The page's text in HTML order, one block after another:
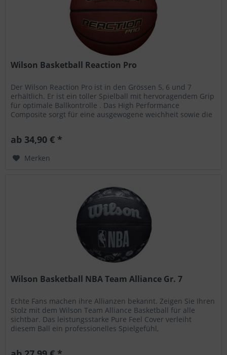
Wilson Basketball Reaction Pro
Der Wilson Reaction Pro ist in den Grössen 5, 6 und 7
erhältlich. Er ist ein toller Spielball mit hervoragendem Grip
für optimale Ballkontrolle . Das High Performance
Composite sorgt für eine ausgewogene weichheit sowie die
ab 34,90 € *
Merken
Wilson Basketball NBA Team Alliance Gr. 7
Echte Fans machen ihre Allianzen bekannt. Zeigen Sie Ihren
Stolz mit dem Wilson Team Alliance Basketball für alle
sichtbar. Das leistungsstarke Pure Feel Cover verleiht
diesem Ball ein professionelles Spielgefühl,